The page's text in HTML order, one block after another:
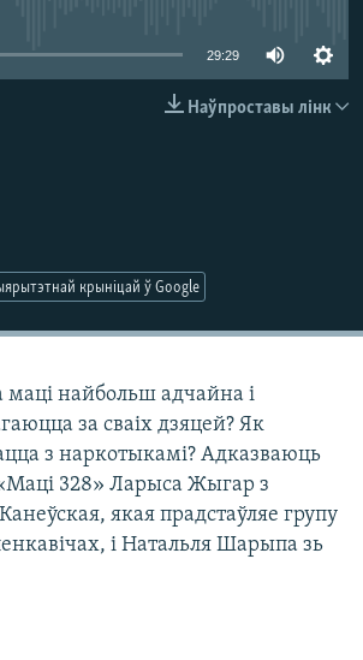
29:29
Наўпроставы лінк
крыніцай ў Google
найбольш адчайна і
за сваіх дзяцей? Як
з наркотыкамі? Адказваюць
«Маці 328» Ларыса Жыгар з
якая прадстаўляе групу
і Натальля Шарыпа зь